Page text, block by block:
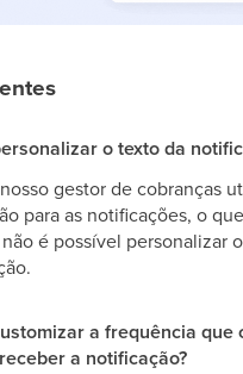
o texto da
gestor de cobranças
para as notificações, o que
é possível personalizar
a frequência que
a notificação?